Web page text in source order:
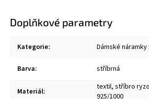
Doplňkové parametry
Kategorie: Dámské
Barva: stříbrná
Materiál:
textil, stříbro
925/1000